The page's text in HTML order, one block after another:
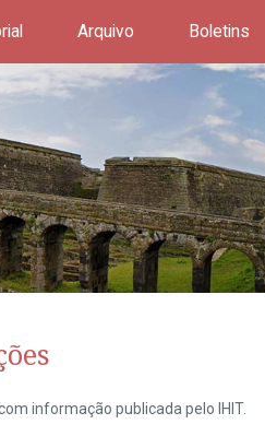
Arquivo Boletins
informação publicada pelo IHIT.